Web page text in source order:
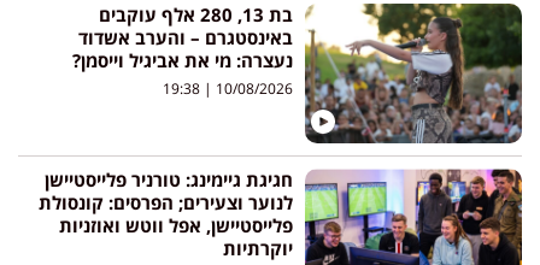
בת 13, 280 אלף עוקבים
באינסטגרם – והערב אשדוד
נעצרה: מי את אביגיל וייסמן?
10/08/2026
חגיגת גיימינג: טורניר פלייסטיישן
לנוער וצעירים; הפרסים: קונסולת
פלייסטיישן, אפל ווטש ואוזניות
יוקרתיות